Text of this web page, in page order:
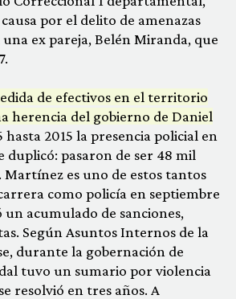
por el delito de amenazas
ex pareja, Belén Miranda, que
de efectivos en el territorio
herencia del gobierno de Daniel
hasta 2015 la presencia policial en
duplicó: pasaron de ser 48 mil
Martínez es uno de estos tantos
como policía en septiembre
un acumulado de sanciones,
Según Asuntos Internos de la
durante la gobernación de
tuvo un sumario por violencia
resolvió en tres años. A